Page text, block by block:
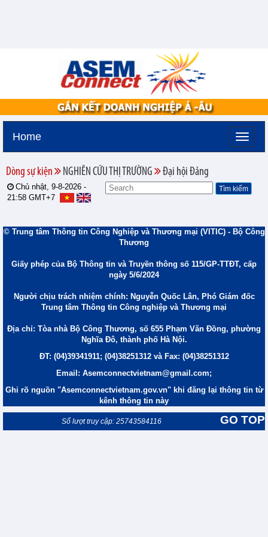
Home
Dòng sự kiện NGHIÊN CỨU THỊ TRƯỜNG Đại hội Đảng
Chủ nhật, 9-8-2026 -
21:58 GMT+7
© Trung tâm Thông tin Công Nghiệp và Thương mại (VITIC) - Bộ Công
Thương
Giấy phép của Bộ Thông tin và Truyền thông số 115/GP-TTĐT, cấp
ngày 5/6/2024
Người chịu trách nhiệm chính: Nguyễn Quốc Lân, Phó Giám đốc
Trung tâm Thông tin Công nghiệp và Thương mại
Địa chỉ: Tòa nhà Bộ Công Thương, số 655 Phạm Văn Đồng, phường
Nghĩa Đô, thành phố Hà Nội.
ĐT: (04)39341911; (04)38251312 và Fax: (04)38251312
Email: Asemconnectvietnam@gmail.com;
Ghi rõ nguồn "Asemconnectvietnam.gov.vn" khi đăng lại thông tin từ
kênh thông tin này
GO TOP
Số lượt truy cập: 25743584116